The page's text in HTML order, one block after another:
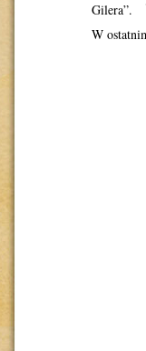
Gilera”.
W